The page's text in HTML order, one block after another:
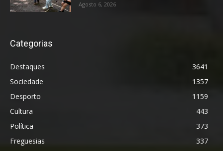
Agosto 6, 2026
Categorias
Destaques
3641
Sociedade
1357
Desporto
1159
Cultura
443
Política
373
Freguesias
337